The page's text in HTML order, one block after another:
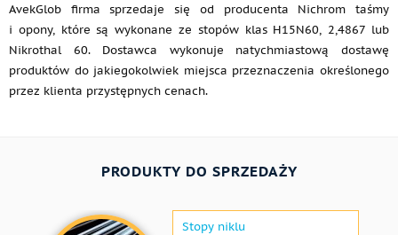
AvekGlob firma sprzedaje się od producenta Nichrom taśmy
i opony, które są wykonane ze stopów klas H15N60, 2,4867 lub
Nikrothal 60. Dostawca wykonuje natychmiastową dostawę
produktów do jakiegokolwiek miejsca przeznaczenia określonego
przez klienta przystępnych cenach.
PRODUKTY DO SPRZEDAŻY
Stopy niklu